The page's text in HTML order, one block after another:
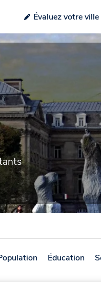
Évaluez votre ville
Éducation